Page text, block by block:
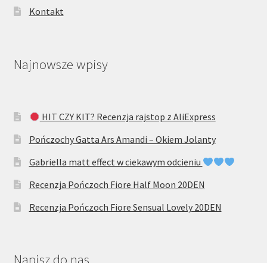
Kontakt
Najnowsze wpisy
HIT CZY KIT? Recenzja rajstop z AliExpress
Pończochy Gatta Ars Amandi – Okiem Jolanty
Gabriella matt effect w ciekawym odcieniu
Recenzja Pończoch Fiore Half Moon 20DEN
Recenzja Pończoch Fiore Sensual Lovely 20DEN
Napisz do nas